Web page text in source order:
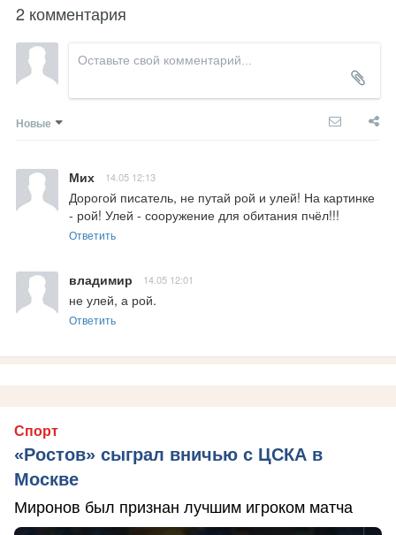
2 комментария
Новые
Мих 14.05 12:13
Дорогой писатель, не путай рой и улей! На картинке
- рой! Улей - сооружение для обитания пчёл!!!
Ответить
владимир 14.05 12:01
не улей, а рой.
Ответить
Спорт
«Ростов» сыграл вничью с ЦСКА в
Москве
Миронов был признан лучшим игроком матча